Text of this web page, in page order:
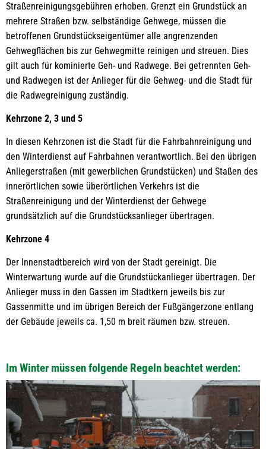
Straßenreinigungsgebühren erhoben. Grenzt ein Grundstück an
mehrere Straßen bzw. selbständige Gehwege, müssen die
betroffenen Grundstückseigentümer alle angrenzenden
Gehwegflächen bis zur Gehwegmitte reinigen und streuen. Dies
gilt auch für kominierte Geh- und Radwege. Bei getrennten Geh-
und Radwegen ist der Anlieger für die Gehweg- und die Stadt für
die Radwegreinigung zuständig.
Kehrzone 2, 3 und 5
In diesen Kehrzonen ist die Stadt für die Fahrbahnreinigung und
den Winterdienst auf Fahrbahnen verantwortlich. Bei den übrigen
Anliegerstraßen (mit gewerblichen Grundstücken) und Staßen des
innerörtlichen sowie überörtlichen Verkehrs ist die
Straßenreinigung und der Winterdienst der Gehwege
grundsätzlich auf die Grundstücksanlieger übertragen.
Kehrzone 4
Der Innenstadtbereich wird von der Stadt gereinigt. Die
Winterwartung wurde auf die Grundstückanlieger übertragen. Der
Anlieger muss in den Gassen im Stadtkern jeweils bis zur
Gassenmitte und im übrigen Bereich der Fußgängerzone entlang
der Gebäude jeweils ca. 1,50 m breit räumen bzw. streuen.
Im Winter müssen folgende Regeln beachtet werden: